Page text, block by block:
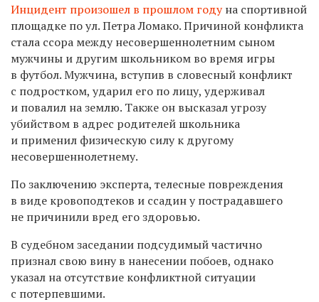
Инцидент произошел в прошлом годуна спортивной
площадке по ул. Петра Ломако. Причиной конфликта
стала ссора между несовершеннолетним сыном
мужчины и другим школьником во время игры
в футбол. Мужчина, вступив в словесный конфликт
с подростком, ударил его по лицу, удерживал
и повалил на землю. Также он высказал угрозу
убийством в адрес родителей школьника
и применил физическую силу к другому
несовершеннолетнему.
По заключению эксперта, телесные повреждения
в виде кровоподтеков и ссадин у пострадавшего
не причинили вред его здоровью.
В судебном заседании подсудимый частично
признал свою вину в нанесении побоев, однако
указал на отсутствие конфликтной ситуации
с потерпевшими.